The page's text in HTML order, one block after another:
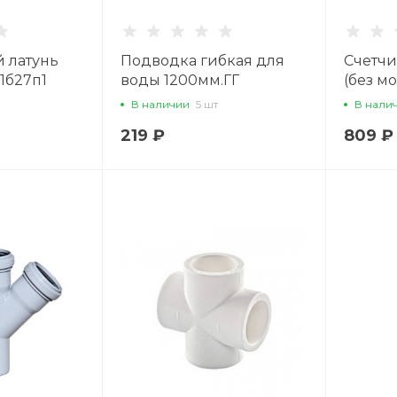
латунь
Подводка гибкая для
воды 1200мм.ГГ
В наличии 5 шт
219 ₽
(без
В
809 ₽